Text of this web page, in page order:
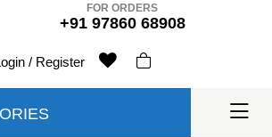
FOR ORDERS
+91 97860 68908
/ Register